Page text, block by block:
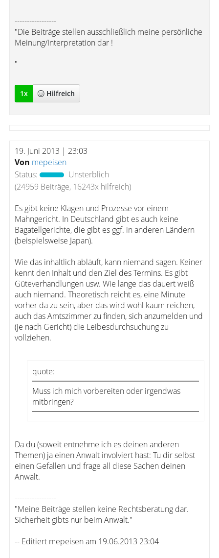
-----------------
"Die Beiträge stellen ausschließlich meine persönliche
Meinung/Interpretation dar !
"
1x Hilfreich
19. Juni 2013 | 23:03
Von mepeisen
Status:
Unsterblich
(24959 Beiträge, 16243x hilfreich)
Es gibt keine Klagen und Prozesse vor einem
Mahngericht. In Deutschland gibt es auch keine
Bagatellgerichte, die gibt es ggf. in anderen Ländern
(beispielsweise Japan).
Wie das inhaltlich abläuft, kann niemand sagen. Keiner
kennt den Inhalt und den Ziel des Termins. Es gibt
Güteverhandlungen usw. Wie lange das dauert weiß
auch niemand. Theoretisch reicht es, eine Minute
vorher da zu sein, aber das wird wohl kaum reichen,
auch das Amtszimmer zu finden, sich anzumelden und
(je nach Gericht) die Leibesdurchsuchung zu
vollziehen.
quote:
Muss ich mich vorbereiten oder irgendwas
mitbringen?
Da du (soweit entnehme ich es deinen anderen
Themen) ja einen Anwalt involviert hast: Tu dir selbst
einen Gefallen und frage all diese Sachen deinen
Anwalt.
-----------------
"Meine Beiträge stellen keine Rechtsberatung dar.
Sicherheit gibts nur beim Anwalt."
-- Editiert mepeisen am 19.06.2013 23:04